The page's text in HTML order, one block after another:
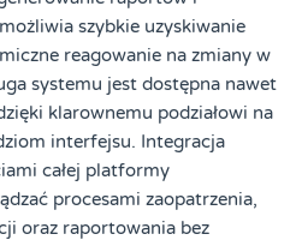
szybkie uzyskiwanie
reagowanie na zmiany w
systemu jest dostępna nawet
klarownemu podziałowi na
interfejsu. Integracja
całej platformy
procesami zaopatrzenia,
oraz raportowania bez